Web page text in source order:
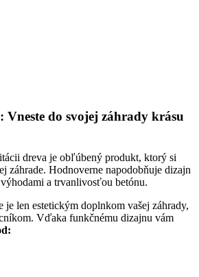
Vneste do svojej záhrady krásu
dreva je obľúbený produkt, ktorý si
záhrade. Hodnoverne napodobňuje dizajn
a trvanlivosťou betónu.
je len estetickým doplnkom vašej záhrady,
Vďaka funkčnému dizajnu vám